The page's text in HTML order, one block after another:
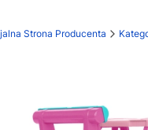
Strona Producenta